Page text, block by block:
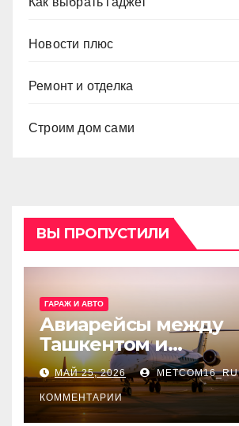
Новости плюс
Ремонт и отделка
Строим дом сами
ВЫ ПРОПУСТИЛИ
ГАРАЖ И АВТО
Авиарейсы между
Ташкентом и
Екатеринбургом
МАЙ 25, 2026 METCOM16_RU
КОММЕНТАРИИ